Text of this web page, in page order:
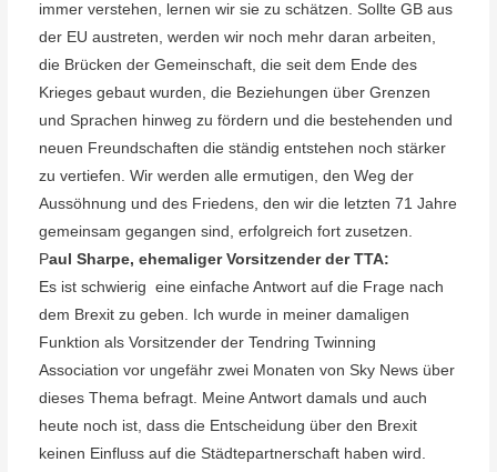
immer verstehen, lernen wir sie zu schätzen. Sollte GB aus
der EU austreten, werden wir noch mehr daran arbeiten,
die Brücken der Gemeinschaft, die seit dem Ende des
Krieges gebaut wurden, die Beziehungen über Grenzen
und Sprachen hinweg zu fördern und die bestehenden und
neuen Freundschaften die ständig entstehen noch stärker
zu vertiefen. Wir werden alle ermutigen, den Weg der
Aussöhnung und des Friedens, den wir die letzten 71 Jahre
gemeinsam gegangen sind, erfolgreich fort zusetzen.
Paul Sharpe, ehemaliger Vorsitzender der TTA:
Es ist schwierig eine einfache Antwort auf die Frage nach
dem Brexit zu geben. Ich wurde in meiner damaligen
Funktion als Vorsitzender der Tendring Twinning
Association vor ungefähr zwei Monaten von Sky News über
dieses Thema befragt. Meine Antwort damals und auch
heute noch ist, dass die Entscheidung über den Brexit
keinen Einfluss auf die Städtepartnerschaft haben wird.